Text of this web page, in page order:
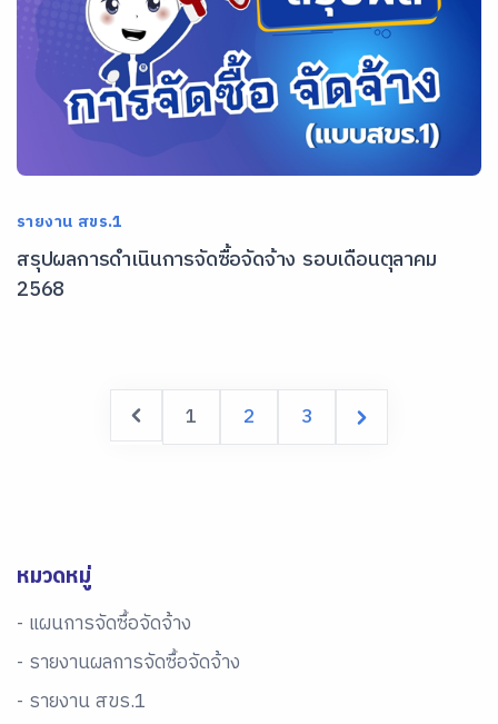
รายงาน สขร.1
สรุปผลการดำเนินการจัดซื้อจัดจ้าง รอบเดือนตุลาคม
2568
1 2 3
หมวดหมู่
- แผนการจัดซื้อจัดจ้าง
- รายงานผลการจัดซื้อจัดจ้าง
- รายงาน สขร.1